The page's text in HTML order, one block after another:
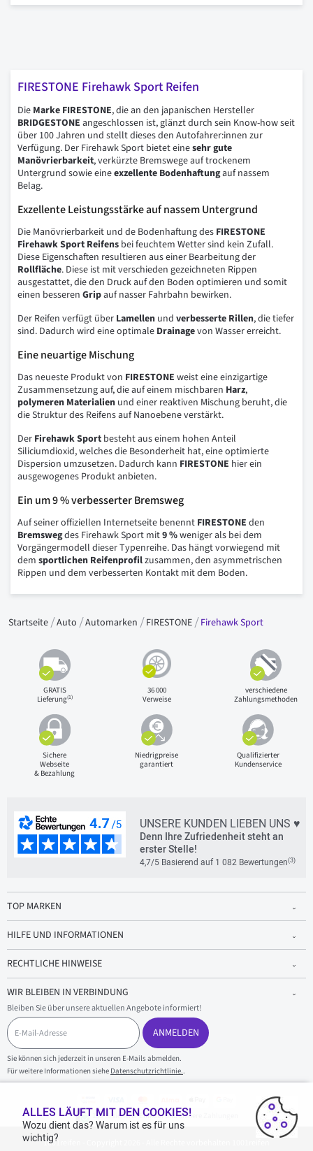
FIRESTONE Firehawk Sport Reifen
Die Marke FIRESTONE, die an den japanischen Hersteller
BRIDGESTONE angeschlossen ist, glänzt durch sein Know-how seit
über 100 Jahren und stellt dieses den Autofahrer:innen zur
Verfügung. Der Firehawk Sport bietet einesehr gute
Manövrierbarkeit, verkürzte Bremswege auf trockenem
Untergrund sowie eineexzellente Bodenhaftungauf nassem
Belag.
Exzellente Leistungsstärke auf nassem Untergrund
Die Manövrierbarkeit und de Bodenhaftung des FIRESTONE
Firehawk Sport Reifens bei feuchtem Wetter sind kein Zufall.
Diese Eigenschaften resultieren aus einer Bearbeitung der
Rollfläche. Diese ist mit verschieden gezeichneten Rippen
ausgestattet, die den Druck auf den Boden optimieren und somit
einen besseren Gripauf nasser Fahrbahn bewirken.
Der Reifen verfügt über Lamellen und verbesserte Rillen, die tiefer
sind. Dadurch wird eine optimale Drainagevon Wasser erreicht.
Eine neuartige Mischung
Das neueste Produkt von FIRESTONE weist eine einzigartige
Zusammensetzung auf, die auf einem mischbaren Harz,
polymeren Materialien und einer reaktiven Mischung beruht, die
die Struktur des Reifens auf Nanoebene verstärkt.
Der Firehawk Sport besteht aus einem hohen Anteil
Siliciumdioxid, welches die Besonderheit hat, eine optimierte
Dispersion umzusetzen. Dadurch kann FIRESTONE hier ein
ausgewogenes Produkt anbieten.
Ein um 9 % verbesserter Bremsweg
Auf seiner offiziellen Internetseite benennt FIRESTONE den
Bremswegdes Firehawk Sport mit9 %weniger als bei dem
Vorgängermodell dieser Typenreihe. Das hängt vorwiegend mit
dem sportlichen Reifenprofilzusammen, den asymmetrischen
Rippen und dem verbesserten Kontakt mit dem Boden.
Startseite Auto Automarken FIRESTONE Firehawk Sport
GRATIS
Lieferung(1)
36 000
Verweise
verschiedene
Zahlungsmethoden
Sichere
Webseite
& Bezahlung
Niedrigpreise
garantiert
Qualifizierter
Kundenservice
UNSERE KUNDEN LIEBEN UNS ♥
Denn Ihre Zufriedenheit steht an
erster Stelle!
4,7/5 Basierend auf 1 082 Bewertungen(3)
TOP MARKEN
HILFE UND INFORMATIONEN
RECHTLICHE HINWEISE
WIR BLEIBEN IN VERBINDUNG
Bleiben Sie über unsere aktuellen Angebote informiert!
E
-
M
a
i
l
ANMELDEN
Sie können sich jederzeit in unseren E-Mails abmelden.
Für weitere Informationen siehe Datenschutzrichtlinie..
100 % sicherer Einkauf und sichere Zahlungen
1001reifen - Copyright 2026 - Alle Rechte vorbehalten 1001reifen
ALLES LÄUFT MIT DEN COOKIES!
Wozu dient das? Warum ist es für uns
wichtig?